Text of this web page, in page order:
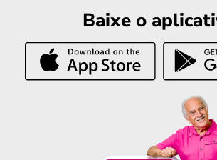
Baixe o